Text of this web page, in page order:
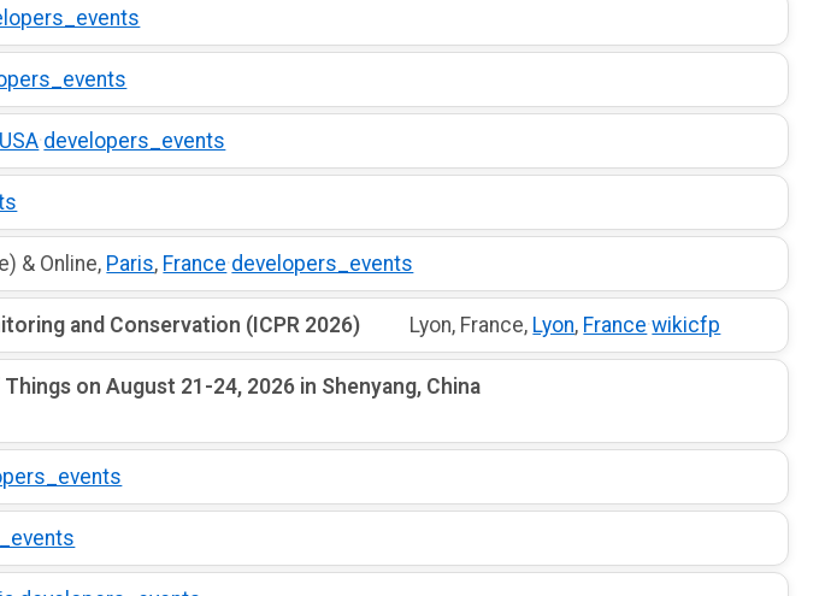
USA·developers_events
& Online, Paris, France·developers_events
and Conservation (ICPR 2026) Lyon, France, Lyon, France·wikicfp
on August 21-24, 2026 in Shenyang, China